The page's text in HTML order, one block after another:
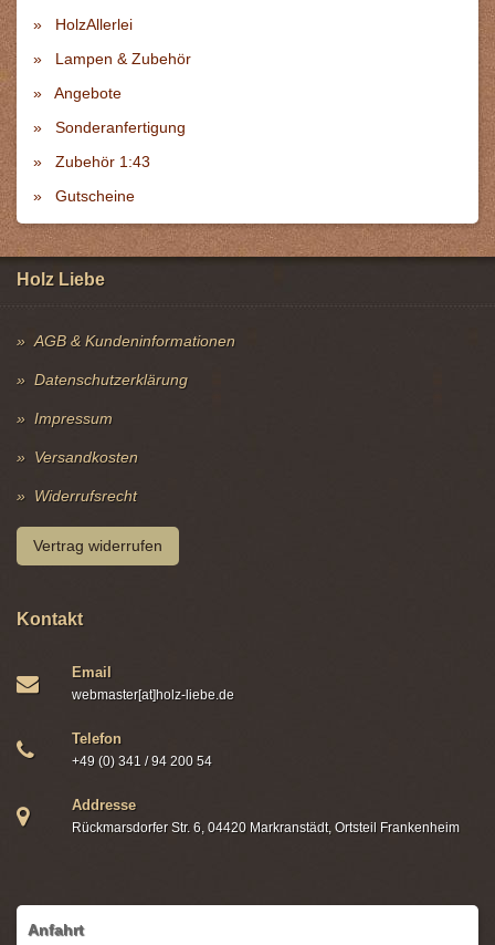
HolzAllerlei
Lampen & Zubehör
Angebote
Sonderanfertigung
Zubehör 1:43
Gutscheine
Holz Liebe
AGB & Kundeninformationen
Datenschutzerklärung
Impressum
Versandkosten
Widerrufsrecht
Vertrag widerrufen
Kontakt
Email
webmaster[at]holz-liebe.de
Telefon
+49 (0) 341 / 94 200 54
Addresse
Rückmarsdorfer Str. 6, 04420 Markranstädt, Ortsteil Frankenheim
Anfahrt